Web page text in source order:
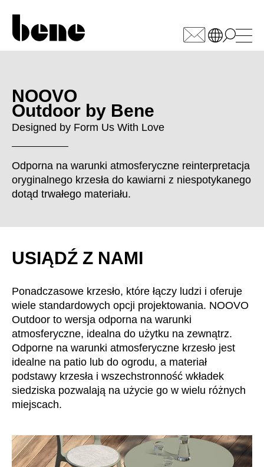
WÄHLEN SIE IHREN
Arabia Saudyjska (SA)
Armenia(AM)
Australia(AU)
Austria(AT)
Bahrajn(BH)
Belgia(BE)
Chiny (CN)
Chorwacja
Dania
Egipt(EG)
Filipiny(PH)
Finlandia(FI)
Francja(FR)
Ghana (GH)
Grecja (GR)
Gwinea
Holandia(NL)
Hongkong (HK)
NOOVO
Outdoor by Bene
Designed by Form Us With Love
Odporna na warunki atmosferyczne reinterpretacja
oryginalnego krzesła do kawiarni z niespotykanego
dotąd trwałego materiału.
USIĄDŹ Z NAMI
Ponadczasowe krzesło, które łączy ludzi i oferuje
wiele standardowych opcji projektowania. NOOVO
Outdoor to wersja odporna na warunki
atmosferyczne, idealna do użytku na zewnątrz.
Odporne na warunki atmosferyczne krzesło jest
idealne na patio lub do ogrodu, a materiał
podstawy krzesła i wszechstronność wkładek
siedziska pozwalają na użycie go w wielu różnych
miejscach.